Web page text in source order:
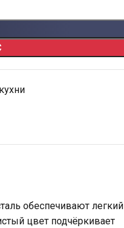
обеспечивают легкий
цвет подчёркивает